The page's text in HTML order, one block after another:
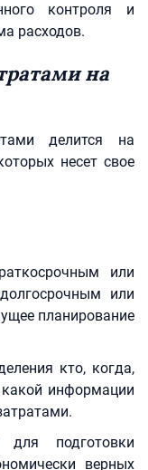
контроля и
расходов.
на
делится на
несет свое
или
или
планирование
кто, когда,
информации
подготовки
верных